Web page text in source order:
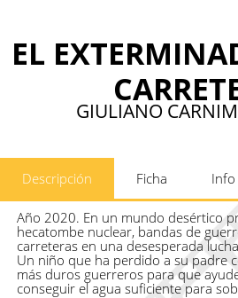
EL
GIULIANO
Descripción Ficha Info
Año 2020. En un mundo desértico
hecatombe nuclear, bandas de
carreteras en una desesperada
Un niño que ha perdido a su padre
más duros guerreros para que
conseguir el agua suficiente para